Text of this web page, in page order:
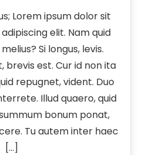
Lorem ipsum dolor sit
elit. Nam quid
Si longus, levis.
brevis est. Cur id non ita
repugnet, vident. Duo
Illud quaero, quid
bonum ponat,
Tu autem inter haec
[…]